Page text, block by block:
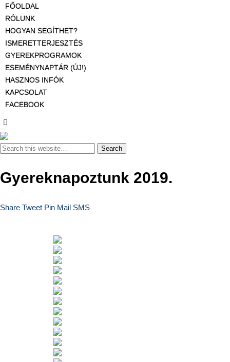
FŐOLDAL
RÓLUNK
HOGYAN SEGÍTHET?
ISMERETTERJESZTÉS
GYEREKPROGRAMOK
ESEMÉNYNAPTÁR (ÚJ!)
HASZNOS INFÓK
KAPCSOLAT
FACEBOOK
Gyereknapoztunk 2019.
Share Tweet Pin Mail SMS